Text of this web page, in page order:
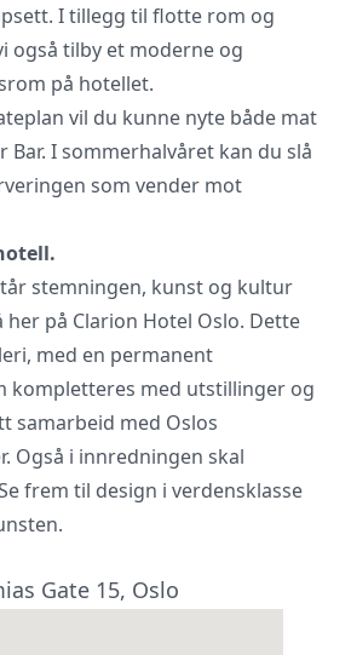
I tillegg til flotte rom og
også tilby et moderne og
på hotellet.
vil du kunne nyte både mat
Bar. I sommerhalvåret kan du slå
som vender mot
stemningen, kunst og kultur
på Clarion Hotel Oslo. Dette
med en permanent
kompletteres med utstillinger og
samarbeid med Oslos
Også i innredningen skal
frem til design i verdensklasse
Gate 15, Oslo